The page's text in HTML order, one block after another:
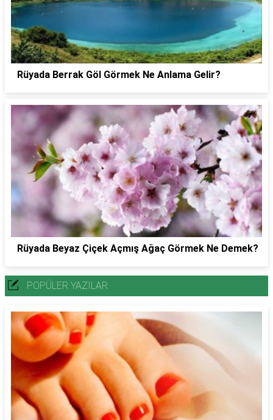
Rüyada Berrak Göl Görmek Ne Anlama Gelir?
Rüyada Beyaz Çiçek Açmış Ağaç Görmek Ne Demek?
POPÜLER YAZILAR